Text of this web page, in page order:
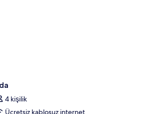
4 kişilik
Ücretsiz kablosuz internet